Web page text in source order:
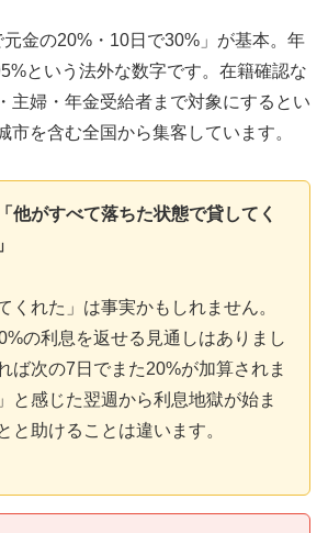
金の20%・10日で30%」が基本。年
という法外な数字です。在籍確認な
主婦・年金受給者まで対象にするとい
市を含む全国から集客しています。
他がすべて落ちた状態で貸してく
くれた」は事実かもしれません。
の利息を返せる見通しはありまし
ば次の7日でまた20%が加算されま
と感じた翌週から利息地獄が始ま
と助けることは違います。